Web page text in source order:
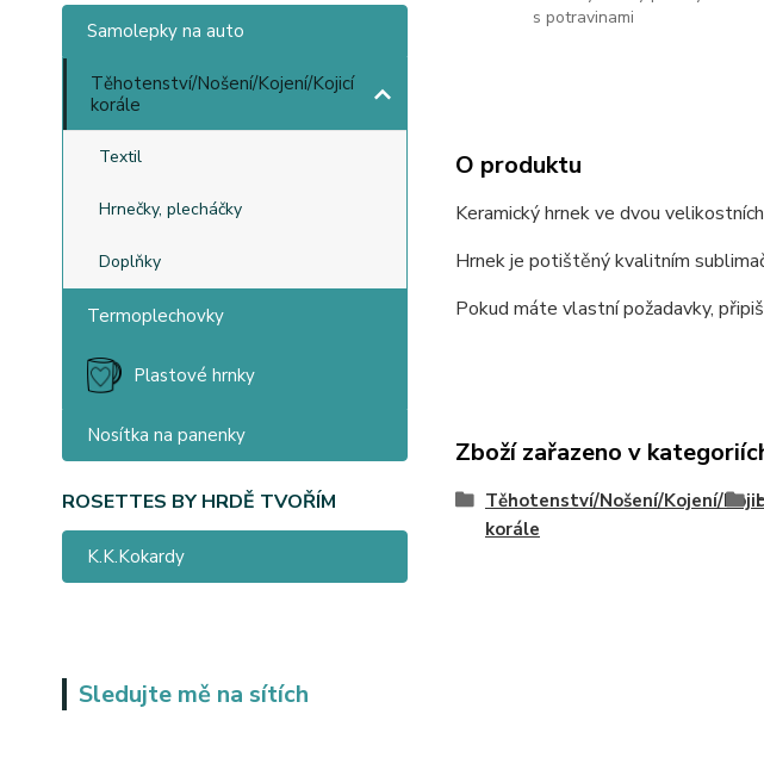
Samolepky na auto
Těhotenství/Nošení/Kojení/Kojicí
korále
Textil
Hrnečky, plecháčky
Doplňky
Termoplechovky
Plastové hrnky
Nosítka na panenky
ROSETTES BY HRDĚ TVOŘÍM
K.K.Kokardy
Sledujte mě na sítích
s potravinami
O produktu
Keramický hrnek ve dvou
Hrnek je potištěný kvalitním
Pokud máte vlastní požadavky,
Zboží zařazeno v
Těhotenství/Nošení/Kojení/
korále